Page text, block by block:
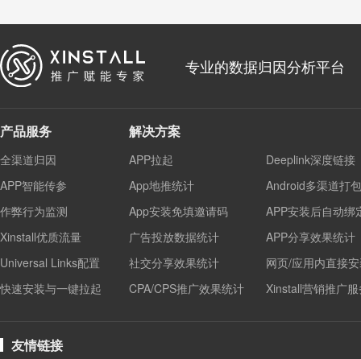
专业的数据归因分析平台
产品服务
全渠道归因
APP智能传参
作弊行为监测
Xinstall优质流量
Universal Links配置
快速安装与一键拉起
解决方案
APP拉起
Deeplink深度链接
App地推统计
Android多渠道打包
App安装免填邀请码
APP安装后自动绑
广告投放数据统计
APP分享效果统计
社交分享效果统计
网页/应用内直接
CPA/CPS推广效果统计
Xinstall营销推广
友情链接